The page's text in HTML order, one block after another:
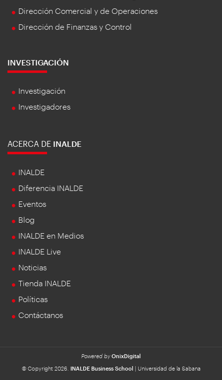
Dirección Comercial y de Operaciones
Dirección de Finanzas y Control
INVESTIGACIÓN
Investigación
Investigadores
ACERCA DE INALDE
INALDE
Diferencia INALDE
Eventos
Blog
INALDE en Medios
INALDE Live
Noticias
Tienda INALDE
Políticas
Contáctanos
Powered by OnixDigital
© Copyright 2026.
INALDE Business School| Universidad de la Sabana